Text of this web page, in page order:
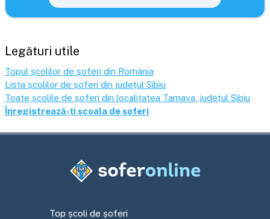
Legături utile
Topul școlilor de șoferi din România
Lista școlilor de șoferi din județul Sibiu
Toate școlile de șoferi din localitatea Tarnava , județul Sibiu
Înregistrează-ți școala de șoferi
Top școli de șoferi